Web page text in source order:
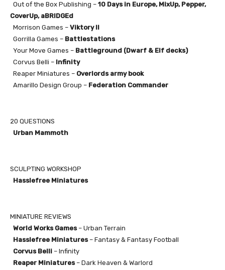
Out of the Box Publishing – 10 Days in Europe, MixUp, Pepper,
CoverUp, aBRIDGEd
Morrison Games – Viktory II
Gorrilla Games – Battlestations
Your Move Games – Battleground (Dwarf & Elf decks)
Corvus Belli – Infinity
Reaper Miniatures – Overlords army book
Amarillo Design Group – Federation Commander
20 QUESTIONS
Urban Mammoth
SCULPTING WORKSHOP
Hasslefree Miniatures
MINIATURE REVIEWS
World Works Games– Urban Terrain
Hasslefree Miniatures– Fantasy & Fantasy Football
Corvus Belli – Infinity
Reaper Miniatures– Dark Heaven & Warlord